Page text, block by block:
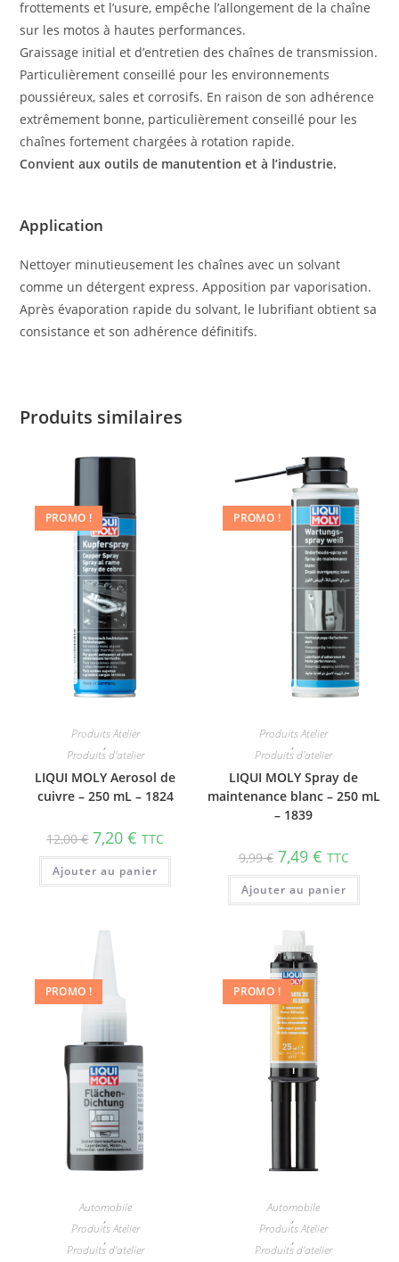
frottements et l’usure, empêche l’allongement de la chaîne
sur les motos à hautes performances.
Graissage initial et d’entretien des chaînes de transmission.
Particulièrement conseillé pour les environnements
poussiéreux, sales et corrosifs. En raison de son adhérence
extrêmement bonne, particulièrement conseillé pour les
chaînes fortement chargées à rotation rapide.
Convient aux outils de manutention et à l’industrie.
Appli­ca­tion
Nettoyer minutieusement les chaînes avec un solvant
comme un détergent express. Apposition par vaporisation.
Après évaporation rapide du solvant, le lubrifiant obtient sa
consistance et son adhérence définitifs.
Produits similaires
PROMO !
Produits Atelier
,
Produits d'atelier
LIQUI MOLY Aerosol de
cuivre – 250 mL – 1824
12,00€ 7,20€ TTC
Ajouter au panier
PROMO !
Produits Atelier
,
Produits d'atelier
LIQUI MOLY Spray de
maintenance blanc – 250 mL
– 1839
9,99€ 7,49 € TTC
Ajouter au panier
PROMO !
Automobile
,
Produits Atelier
,
Produits d'atelier
PROMO !
Automobile
,
Produits Atelier
,
Produits d'atelier